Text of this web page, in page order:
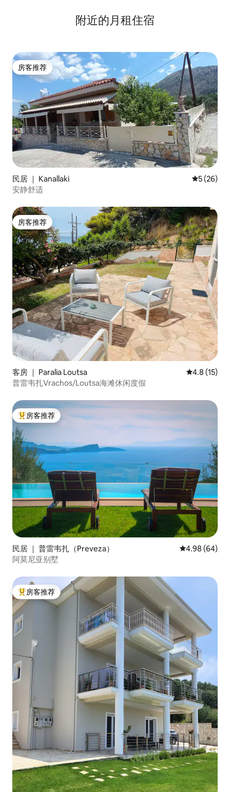
附近的月租住宿
房客推荐
房客推荐
民居 ｜ Kanallaki 平均评分
5 (26)
安静舒适
房客推荐
房客推荐
客房 ｜ Paralia Loutsa 平均评分
4.8 (15)
普雷韦扎Vrachos/Loutsa海滩休闲度假
热门「房客推荐」
房客推荐
民居 ｜ 普雷韦扎（Preveza） 平均评分 4.98
4.98 (64)
阿莫尼亚别墅
热门「房客推荐」
房客推荐